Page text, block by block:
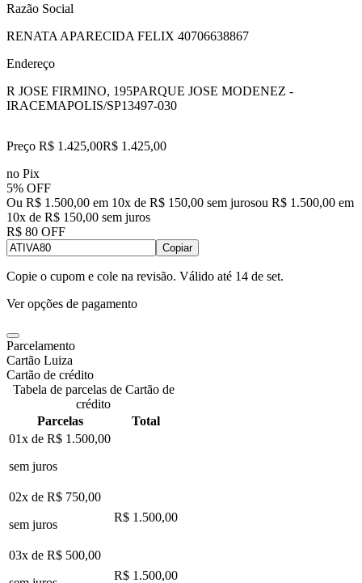
Razão Social
RENATA APARECIDA FELIX 40706638867
Endereço
R JOSE FIRMINO, 195PARQUE JOSE MODENEZ -
IRACEMAPOLIS/SP13497-030
Preço R$ 1.425,00R$ 1.425,00
no Pix
5% OFF
Ou R$ 1.500,00 em 10x de R$ 150,00 sem jurosou R$ 1.500,00 em
10x de R$ 150,00 sem juros
R$ 80 OFF
Copiar
Copie o cupom e cole na revisão. Válido até 14 de set.
Ver opções de pagamento
Parcelamento
Cartão Luiza
Cartão de crédito
Tabela de parcelas de Cartão de
crédito
Parcelas
Total
01x de R$ 1.500,00
sem juros
02x de R$ 750,00
sem juros
R$ 1.500,00
03x de R$ 500,00
R$ 1.500,00